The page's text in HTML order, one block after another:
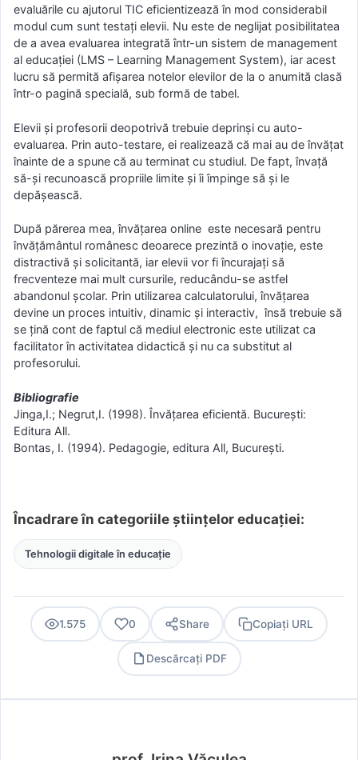
evaluările cu ajutorul TIC eficientizează în mod considerabil
modul cum sunt testaţi elevii. Nu este de neglijat posibilitatea
de a avea evaluarea integrată într-un sistem de management
al educaţiei (LMS – Learning Management System), iar acest
lucru să permită afişarea notelor elevilor de la o anumită clasă
într-o pagină specială, sub formă de tabel.
Elevii şi profesorii deopotrivă trebuie deprinşi cu auto-
evaluarea. Prin auto-testare, ei realizează că mai au de învăţat
înainte de a spune că au terminat cu studiul. De fapt, învaţă
să-şi recunoască propriile limite şi îi împinge să şi le
depăşească.
După părerea mea, învățarea online este necesară pentru
învățământul românesc deoarece prezintă o inovație, este
distractivă și solicitantă, iar elevii vor fi încurajați să
frecventeze mai mult cursurile, reducându-se astfel
abandonul școlar. Prin utilizarea calculatorului, învățarea
devine un proces intuitiv, dinamic și interactiv, însă trebuie să
se țină cont de faptul că mediul electronic este utilizat ca
facilitator în activitatea didactică și nu ca substitut al
profesorului.
Bibliografie
Jinga,I.; Negrut,I. (1998). Învăţarea eficientă. Bucureşti:
Editura All.
Bontas, I. (1994). Pedagogie, editura All, București.
Încadrare în categoriile științelor educației:
Tehnologii digitale în educație
1.575 0 Share Copiați URL
Descărcați PDF